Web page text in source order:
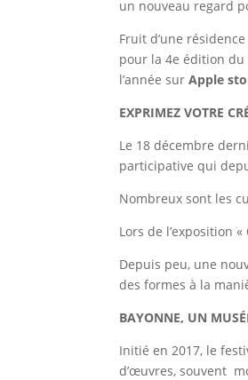
un nouveau regard
Fruit d’une
pour la 4e édition du
l’année surApple
EXPRIMEZ VOTRE
Le 18 décembre
participative qui
Nombreux sont les
Lors de l’exposition «
Depuis peu, une
des formes à la
BAYONNE, UN
Initié en 2017, le
d’œuvres, souvent